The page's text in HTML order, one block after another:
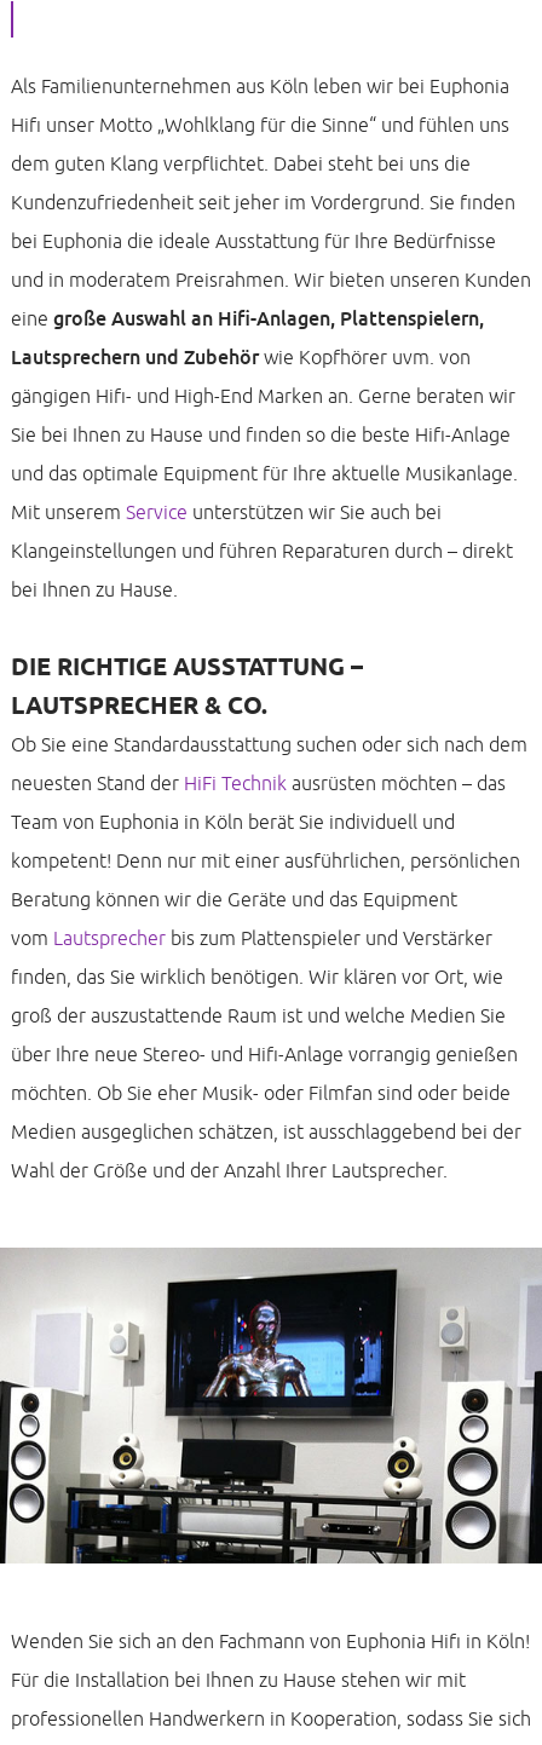
Als Familienunternehmen aus Köln leben wir bei Euphonia
Hifi unser Motto „Wohlklang für die Sinne“ und fühlen uns
dem guten Klang verpflichtet. Dabei steht bei uns die
Kundenzufriedenheit seit jeher im Vordergrund. Sie finden
bei Euphonia die ideale Ausstattung für Ihre Bedürfnisse
und in moderatem Preisrahmen. Wir bieten unseren Kunden
eine große Auswahl an Hifi-Anlagen, Plattenspielern,
Lautsprechern und Zubehörwie Kopfhörer uvm. von
gängigen Hifi- und High-End Marken an. Gerne beraten wir
Sie bei Ihnen zu Hause und finden so die beste Hifi-Anlage
und das optimale Equipment für Ihre aktuelle Musikanlage.
Mit unserem Service unterstützen wir Sie auch bei
Klangeinstellungen und führen Reparaturen durch – direkt
bei Ihnen zu Hause.
DIE RICHTIGE AUSSTATTUNG –
LAUTSPRECHER & CO.
Ob Sie eine Standardausstattung suchen oder sich nach dem
neuesten Stand der HiFi Technik ausrüsten möchten – das
Team von Euphonia in Köln berät Sie individuell und
kompetent! Denn nur mit einer ausführlichen, persönlichen
Beratung können wir die Geräte und das Equipment
vom Lautsprecherbis zum Plattenspieler und Verstärker
finden, das Sie wirklich benötigen. Wir klären vor Ort, wie
groß der auszustattende Raum ist und welche Medien Sie
über Ihre neue Stereo- und Hifi-Anlage vorrangig genießen
möchten. Ob Sie eher Musik- oder Filmfan sind oder beide
Medien ausgeglichen schätzen, ist ausschlaggebend bei der
Wahl der Größe und der Anzahl Ihrer Lautsprecher.
Wenden Sie sich an den Fachmann von Euphonia Hifi in Köln!
Für die Installation bei Ihnen zu Hause stehen wir mit
professionellen Handwerkern in Kooperation, sodass Sie sich